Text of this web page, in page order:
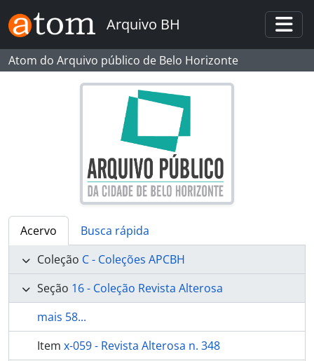
Skip to main content
Arquivo BH
Atom do Arquivo público de Belo Horizonte
Acervo
Busca rápida
Coleção C - Coleções APCBH
Seção 16 - Coleção Revista Alterosa
mais 58...
Item x-059 - Revista Alterosa n. 348